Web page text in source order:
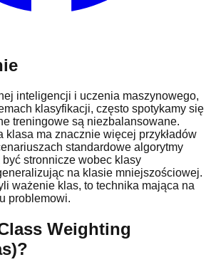
inteligencji i uczenia maszynowego,
klasyfikacji, często spotykamy się
treningowe są niezbalansowane.
klasa ma znacznie więcej przykładów
standardowe algorytmy
stronnicze wobec klasy
na klasie mniejszościowej.
ważenie klas, to technika mająca na
problemowi.
Weighting